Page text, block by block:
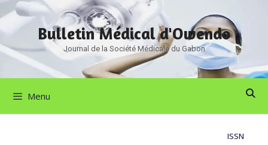
Bulletin Médical d'Owendo
Journal de la Société Médicale du Gabon
Menu
ISSN